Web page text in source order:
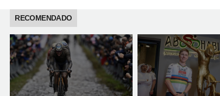
RECOMENDADO